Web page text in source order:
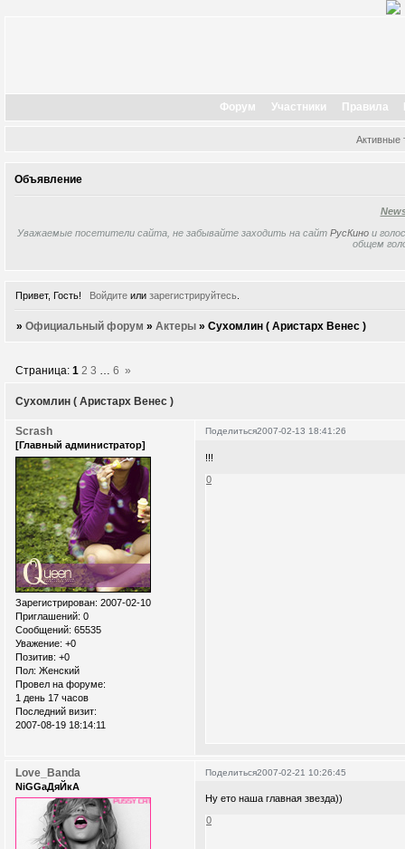
Форум Участники Правила
Активные
Объявление
Уважаемые посетители сайта, не забывайте заходить на сайт РусКино и
общем
Привет, Гость! Войдитеили зарегистрируйтесь.
»Официальный форум »Актеры »Сухомлин ( Аристарх Венес )
Сухомлин ( Аристарх Венес )
Страница:1 2 3 … 6 »
Поделиться2007-02-13 18:41:26
Scrash
[Главный администратор]
Зарегистрирован: 2007-02-10
Приглашений: 0
Сообщений: 65535
Уважение: +0
Позитив: +0
Пол: Женский
Провел на форуме:
1 день 17 часов
Последний визит:
2007-08-19 18:14:11
!!!
0
Поделиться2007-02-21 10:26:45
Love_Banda
NiGGaДяЙкА
Ну ето наша главная звезда))
0